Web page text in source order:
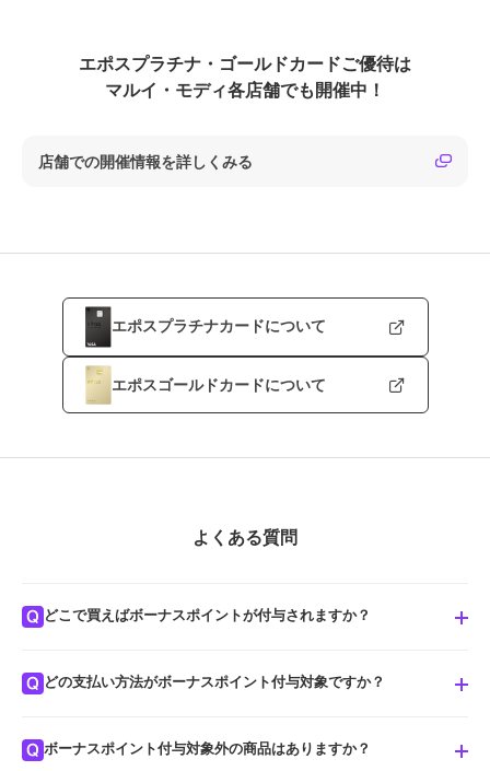
エポスプラチナ・ゴールドカードご優待は
マルイ・モディ各店舗でも開催中！
店舗での開催情報を詳しくみる
エポスプラチナカードについて
エポスゴールドカードについて
よくある質問
どこで買えばボーナスポイントが付与されますか？
対象：マルイのネット通販「マルイウェブチャネル」、マルイ・モデ
対象外：上記以外のVisa加盟店・Amazon.co.jp内ファッション通販
どの支払い方法がボーナスポイント付与対象ですか？
■ 対象となる方
ボーナスポイント付与対象外の商品はありますか？